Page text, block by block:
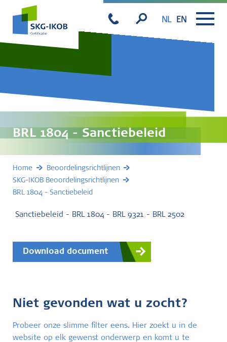
NL EN
BRL 1804 - Sanctiebeleid
Home
Beoordelingsrichtlijnen
SKG-IKOB Beoordelingsrichtlijnen
BRL 1804 - Sanctiebeleid
Sanctiebeleid - BRL 1804 - BRL 9321 - BRL 2502
Download document
Niet gevonden wat u zocht?
Probeer onze slimme filter eens. Hier zoekt u in de
website op elk gewenst onderwerp en komt u te